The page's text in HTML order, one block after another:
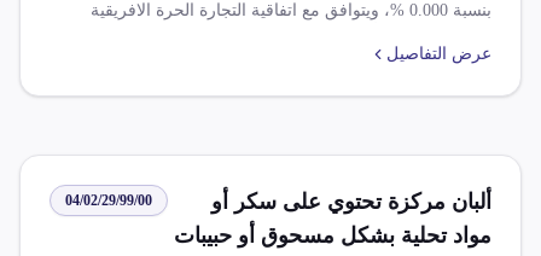
بنسبة 0.000 %، ويتوافق مع اتفاقية التجارة الحرة الافريقية
من الرسوم الجمركية واردات مصر من منتجات زراعية وزيراعية
عرض التفاصيل
ألبان مركزة تحتوي على سكر أو
مواد تحلية بشكل مسحوق أو حبيبات
04/02/29/99/00